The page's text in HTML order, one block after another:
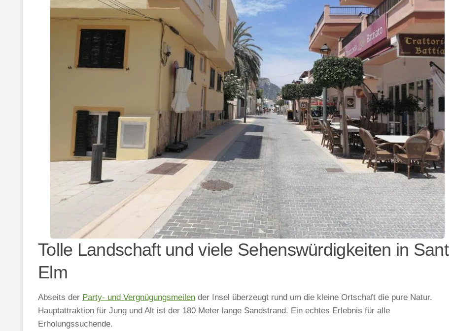
Tolle Landschaft und viele Sehenswürdigkeiten in Sant
Elm
Abseits der Party- und Vergnügungsmeilen der Insel überzeugt rund um die kleine Ortschaft die pure Natur.
Hauptattraktion für Jung und Alt ist der 180 Meter lange Sandstrand. Ein echtes Erlebnis für alle
Erholungssuchende.